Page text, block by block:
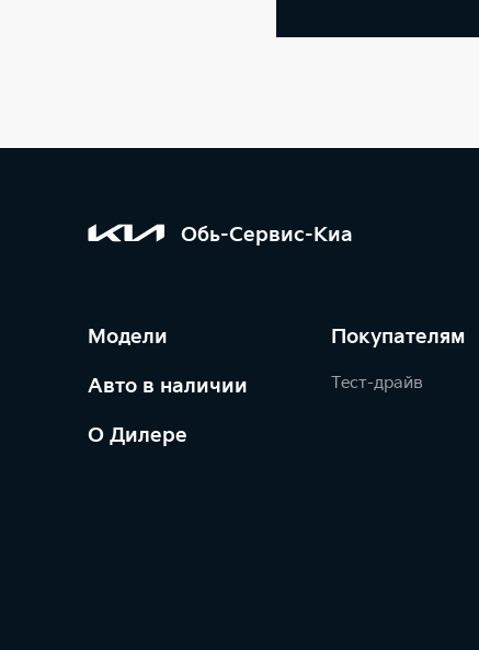
Обь-Сервис-Киа
Модели
Авто в наличии
О Дилере
Покупателям
Тест-драйв